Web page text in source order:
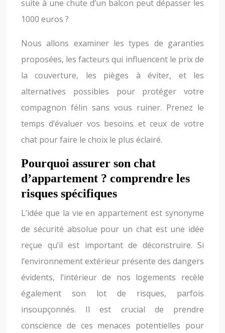
suite à une chute d’un balcon peut dépasser les
1000 euros ?
Nous allons examiner les types de garanties
proposées, les facteurs qui influencent le prix de
la couverture, les pièges à éviter, et les
alternatives possibles pour protéger votre
compagnon félin sans vous ruiner. Prenez le
temps d’évaluer vos besoins et ceux de votre
chat pour faire le choix le plus éclairé.
Pourquoi assurer son chat
d’appartement ? comprendre les
risques spécifiques
L’idée que la vie en appartement est synonyme
de sécurité absolue pour un chat est une idée
reçue qu’il est important de déconstruire. Si
l’environnement extérieur présente des dangers
évidents, l’intérieur de nos logements recèle
également son lot de risques, parfois
insoupçonnés. Il est crucial de prendre
conscience de ces menaces potentielles pour